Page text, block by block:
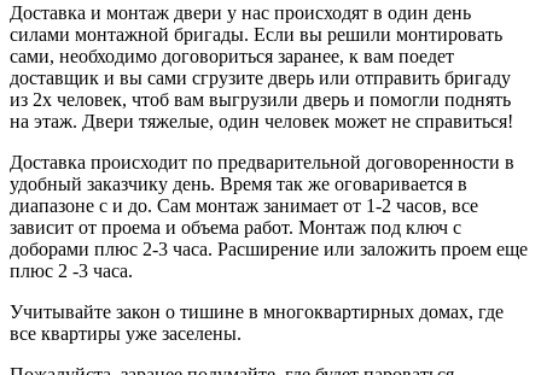
Доставка и монтаж двери у нас происходят в один день
силами монтажной бригады. Если вы решили монтировать
сами, необходимо договориться заранее, к вам поедет
доставщик и вы сами сгрузите дверь или отправить бригаду
из 2х человек, чтоб вам выгрузили дверь и помогли поднять
на этаж. Двери тяжелые, один человек может не справиться!
Доставка происходит по предварительной договоренности в
удобный заказчику день. Время так же оговаривается в
диапазоне с и до. Сам монтаж занимает от 1-2 часов, все
зависит от проема и объема работ. Монтаж под ключ с
доборами плюс 2-3 часа. Расширение или заложить проем еще
плюс 2 -3 часа.
Учитывайте закон о тишине в многоквартирных домах, где
все квартиры уже заселены.